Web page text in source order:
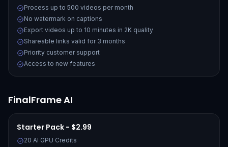
Process up to 500 videos per month
No watermark on captions
Export videos up to 10 minutes in 2K quality
Shareable links valid for 3 months
Priority customer support
Access to new features
FinalFrame AI
Starter Pack - $2.99
20 AI GPU Credits